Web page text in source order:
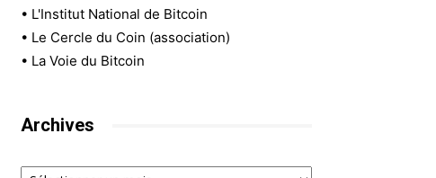
• L'Institut National de Bitcoin
• Le Cercle du Coin (association)
• La Voie du Bitcoin
Archives
Archives